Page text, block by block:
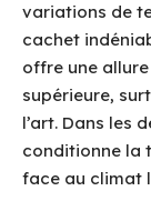
variations de
cachet
offre une
supérieure,
l’art. Dans les
conditionne la
face au climat